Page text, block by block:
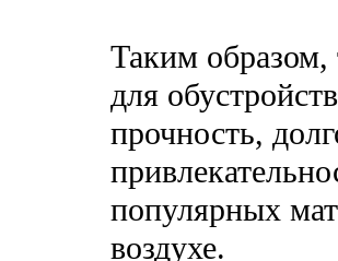
Таким образом,
для
прочность,
популярных
воздухе.